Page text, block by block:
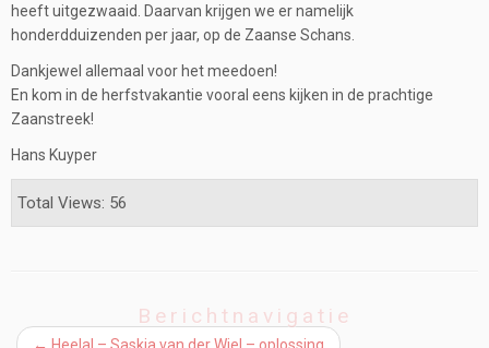
heeft uitgezwaaid. Daarvan krijgen we er namelijk
honderdduizenden per jaar, op de Zaanse Schans.
Dankjewel allemaal voor het meedoen!
En kom in de herfstvakantie vooral eens kijken in de prachtige
Zaanstreek!
Hans Kuyper
Total Views: 56
Berichtnavigatie
← Heelal – Saskia van der Wiel – oplossing